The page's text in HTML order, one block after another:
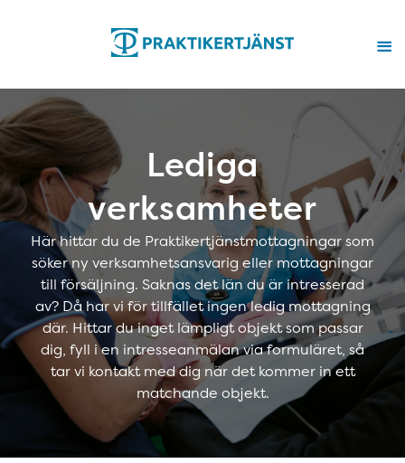
Lediga
verksamheter
Här hittar du de Praktikertjänstmottagningar som
söker ny verksamhetsansvarig eller mottagningar
till försäljning. Saknas det län du är intresserad
av? Då har vi för tillfället ingen ledig mottagning
där. Hittar du inget lämpligt objekt som passar
dig, fyll i en intresseanmälan via formuläret, så
tar vi kontakt med dig när det kommer in ett
matchande objekt.